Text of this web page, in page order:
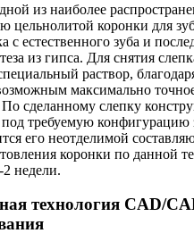
из наиболее
цельнолитой коронки для
с естественного зуба и
из гипса. Для снятия
раствор,
максимально
сделанному слепку
требуемую конфигурацию
его неотделимой
коронки по данной
2 недели.
технология CAD/